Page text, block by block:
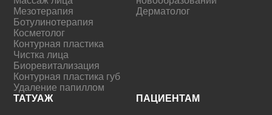
Мезотерапия
Ботулинотерапия
Косметолог
Контурная пластика
Чистка лица
Биоревитализация
Контурная пластика губ
Удаление папиллом
Дерматолог
ТАТУАЖ ПАЦИЕНТАМ